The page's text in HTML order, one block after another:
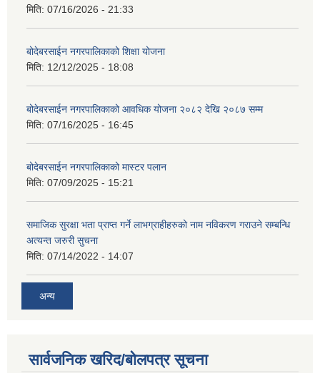
मिति: 07/16/2026 - 21:33
बोदेबरसाईन नगरपालिकाको शिक्षा योजना
मिति: 12/12/2025 - 18:08
बोदेबरसाईन नगरपालिकाको आवधिक योजना २०८२ देखि २०८७ सम्म
मिति: 07/16/2025 - 16:45
बोदेबरसाईन नगरपालिकाको मास्टर पलान
मिति: 07/09/2025 - 15:21
समाजिक सुरक्षा भता प्राप्त गर्ने लाभग्राहीहरुको नाम नविकरण गराउने सम्बन्धि
अत्यन्त जरुरी सुचना
मिति: 07/14/2022 - 14:07
अन्य
सार्वजनिक खरिद/बोलपत्र सूचना